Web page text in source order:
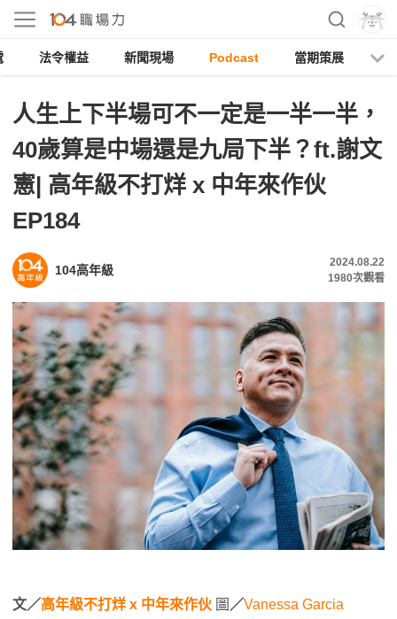
法令權益 新聞現場 Podcast 當期策展
人生上下半場可不一定是一半一半，
40歲算是中場還是九局下半？ft.謝文
憲| 高年級不打烊 x 中年來作伙
EP184
104高年級
2024.08.22
1980次觀看
文／高年級不打烊 x 中年來作伙 圖 ／Vanessa Garcia